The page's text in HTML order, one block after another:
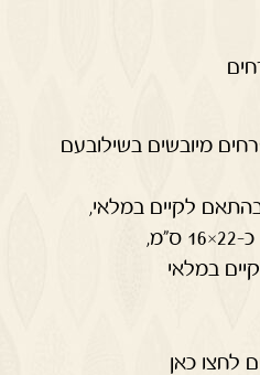
מיובשים בשילובעם
לקיים במלאי,
במלאי
לחצו כאן